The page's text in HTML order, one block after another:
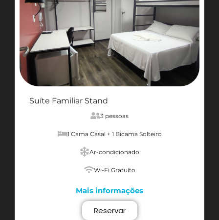
Suíte Familiar Stand
3 pessoas
1 Cama Casal + 1 Bicama Solteiro
Ar-condicionado
Wi-Fi Gratuíto
Mais informações
Reservar